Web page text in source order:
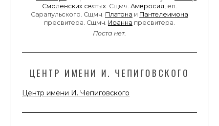
Смоленских святых . Сщмч. Амвросия , еп.
Сарапульского. Сщмч. Платона и Пантелеимона
пресвитера. Сщмч. Иоанна пресвитера.
Поста нет.
ЦЕНТР ИМЕНИ И. ЧЕПИГОВСКОГО
Центр имени И. Чепиговского